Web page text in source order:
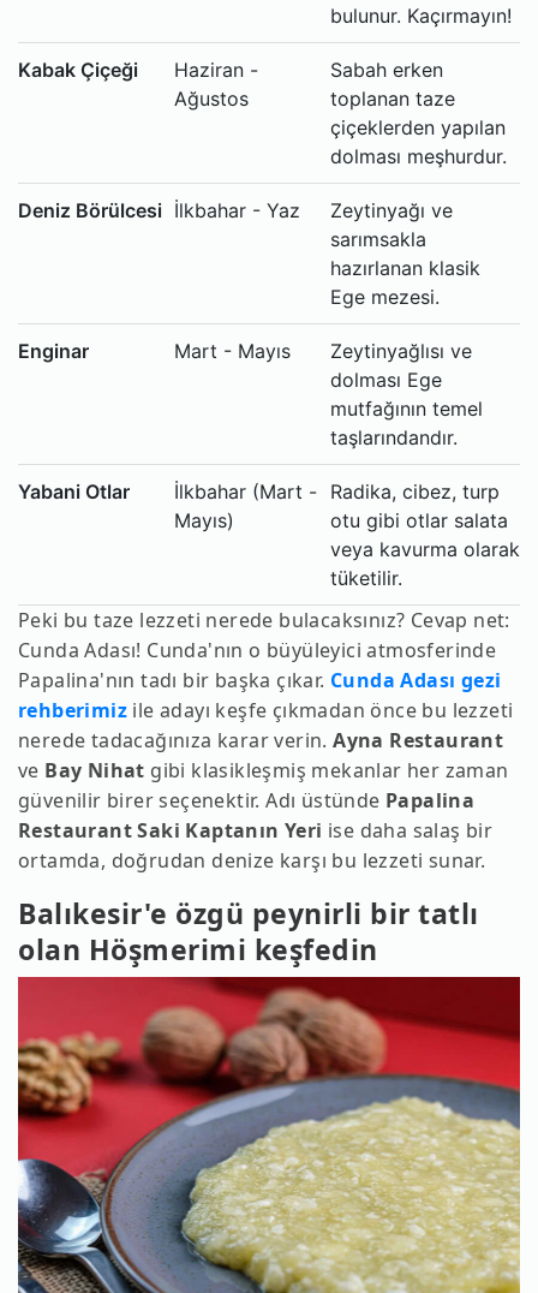
bulunur. Kaçırmayın!
Kabak Çiçeği
Haziran -
Ağustos
Sabah erken
toplanan taze
çiçeklerden yapılan
dolması meşhurdur.
Deniz Börülcesi İlkbahar - Yaz
Zeytinyağı ve
sarımsakla
hazırlanan klasik
Ege mezesi.
Enginar Mart - Mayıs
Zeytinyağlısı ve
dolması Ege
mutfağının temel
taşlarındandır.
Yabani Otlar
İlkbahar (Mart -
Mayıs)
Radika, cibez, turp
otu gibi otlar salata
veya kavurma olarak
tüketilir.
Peki bu taze lezzeti nerede bulacaksınız? Cevap net:
Cunda Adası! Cunda'nın o büyüleyici atmosferinde
Papalina'nın tadı bir başka çıkar. Cunda Adası gezi
rehberimiz ile adayı keşfe çıkmadan önce bu lezzeti
nerede tadacağınıza karar verin.Ayna Restaurant
ve Bay Nihat gibi klasikleşmiş mekanlar her zaman
güvenilir birer seçenektir. Adı üstünde Papalina
Restaurant Saki Kaptanın Yeri ise daha salaş bir
ortamda, doğrudan denize karşı bu lezzeti sunar.
Balıkesir'e özgü peynirli bir tatlı
olan Höşmerimi keşfedin